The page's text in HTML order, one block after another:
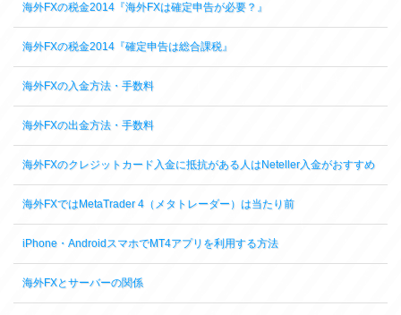
海外FXの税金2014『海外FXは確定申告が必要？』
海外FXの税金2014『確定申告は総合課税』
海外FXの入金方法・手数料
海外FXの出金方法・手数料
海外FXのクレジットカード入金に抵抗がある人はNeteller入金がおすすめ
海外FXではMetaTrader 4（メタトレーダー）は当たり前
iPhone・AndroidスマホでMT4アプリを利用する方法
海外FXとサーバーの関係